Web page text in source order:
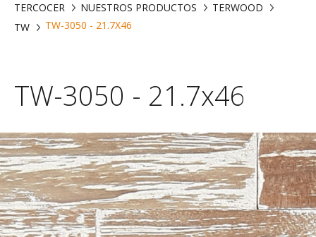
TERCOCER NUESTROS PRODUCTOS
TERWOOD
TW
TW-3050 - 21.7X46
TW-3050 - 21.7x46